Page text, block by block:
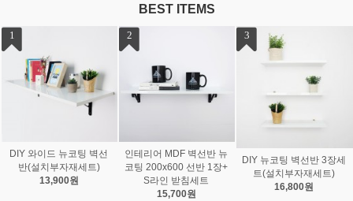
BEST ITEMS
1
DIY 와이드 뉴코팅 벽선
반(설치부자재세트)
13,900원
2
인테리어 MDF 벽선반 뉴
코팅 200x600 선반 1장+
S라인 받침세트
15,700원
3
DIY 뉴코팅 벽선반 3장세
트(설치부자재세트)
16,800원